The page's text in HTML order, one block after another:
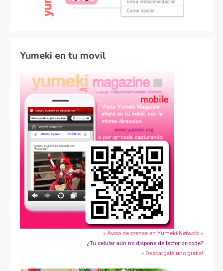
Yumeki en tu movil
» Aviso de prensa en Yumeki Network »
¿Tu celular aún no dispone de lector qr-code?
» Descárgate uno gratis!